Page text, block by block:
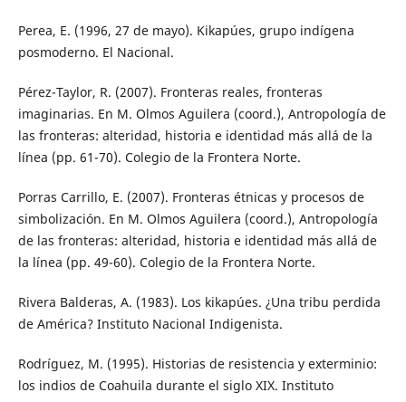
Perea, E. (1996, 27 de mayo). Kikapúes, grupo indígena
posmoderno. El Nacional.
Pérez-Taylor, R. (2007). Fronteras reales, fronteras
imaginarias. En M. Olmos Aguilera (coord.), Antropología de
las fronteras: alteridad, historia e identidad más allá de la
línea (pp. 61-70). Colegio de la Frontera Norte.
Porras Carrillo, E. (2007). Fronteras étnicas y procesos de
simbolización. En M. Olmos Aguilera (coord.), Antropología
de las fronteras: alteridad, historia e identidad más allá de
la línea (pp. 49-60). Colegio de la Frontera Norte.
Rivera Balderas, A. (1983). Los kikapúes. ¿Una tribu perdida
de América? Instituto Nacional Indigenista.
Rodríguez, M. (1995). Historias de resistencia y exterminio:
los indios de Coahuila durante el siglo XIX. Instituto